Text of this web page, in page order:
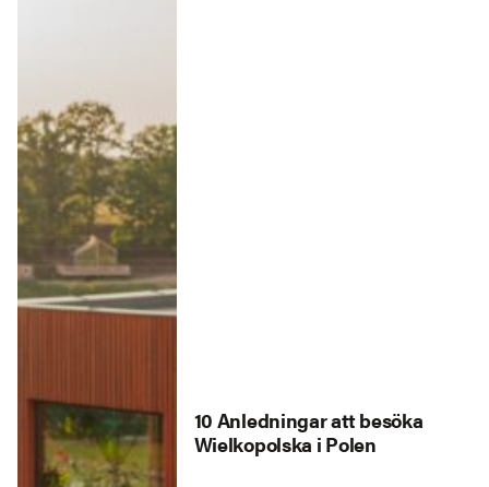
10 Anledningar att besöka
Wielkopolska i Polen